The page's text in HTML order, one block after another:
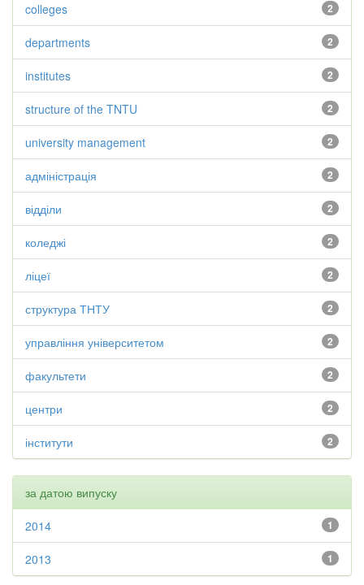
2
colleges
2
departments
2
institutes
2
structure of the TNTU
2
university management
2
адміністрація
2
відділи
2
коледжі
2
ліцеї
2
структура ТНТУ
2
управління університетом
2
факультети
2
центри
2
інститути
за датою випуску
1
2014
1
2013